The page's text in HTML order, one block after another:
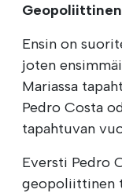
Ensin on
joten
Mariassa
Pedro Costa
tapahtuvan
Eversti Pedro
geopoliittinen